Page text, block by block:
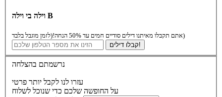
וילה בי וילה B
אתם תקבלו מאיתנו דילים סודיים חמים עד 50% הנחה!(לזמן מוגבל בלבד)
קבלו דילים!
נרשמתם בהצלחה
עזרו לנו לקבל יותר פרטי
על החופשה שלכם כדי שנוכל לשלוח